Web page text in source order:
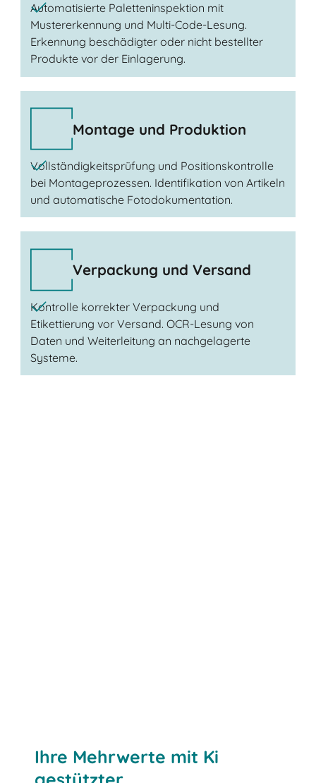
Automatisierte Paletteninspektion mit
Mustererkennung und Multi-Code-Lesung.
Erkennung beschädigter oder nicht bestellter
Produkte vor der Einlagerung.
Montage und Produktion
Vollständigkeitsprüfung und Positionskontrolle
bei Montageprozessen. Identifikation von Artikeln
und automatische Fotodokumentation.
Verpackung und Versand
Kontrolle korrekter Verpackung und
Etikettierung vor Versand. OCR-Lesung von
Daten und Weiterleitung an nachgelagerte
Systeme.
Ihre Mehrwerte mit Ki